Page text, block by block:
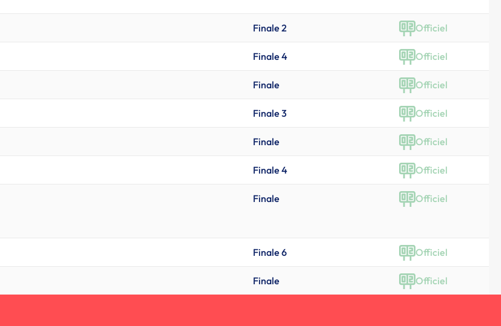
Finale 2 Officiel
Finale 4 Officiel
Finale Officiel
Finale 3 Officiel
Finale Officiel
Finale 4 Officiel
Finale Officiel
Finale 6 Officiel
Finale Officiel